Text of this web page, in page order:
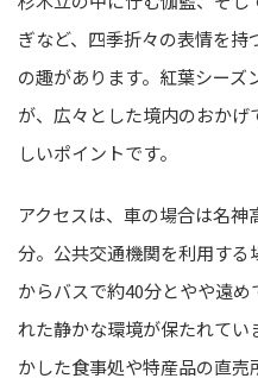
ぎなど、四季折々の表情を
の趣があります。紅葉シー
が、広々とした境内のおか
しいポイントです。
アクセスは、車の場合は名
分。公共交通機関を利用する
からバスで約40分とやや遠
れた静かな環境が保たれて
かした食事処や特産品の直